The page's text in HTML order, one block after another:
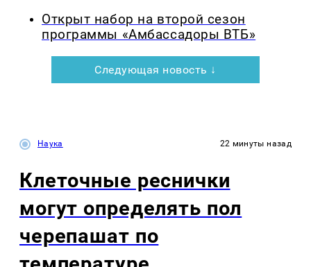
Открыт набор на второй сезон
программы «Амбассадоры ВТБ»
Следующая новость ↓
Наука 22 минуты назад
Клеточные реснички
могут определять пол
черепашат по